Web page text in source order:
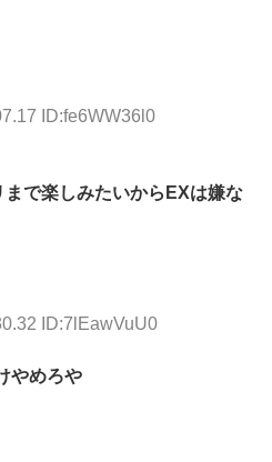
ID:fe6WW36l0
で楽しみたいからEXは嫌な
ID:7lEawVuU0
やめろや